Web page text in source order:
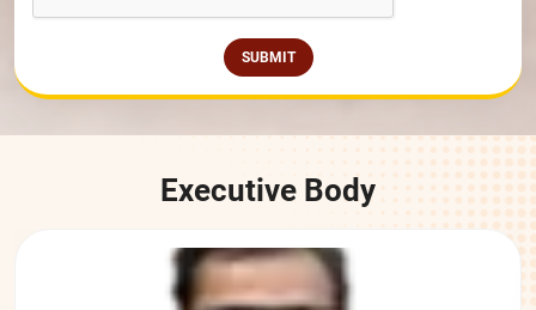
SUBMIT
Executive Body